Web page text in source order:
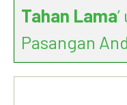
Tahan Lama
Pasangan